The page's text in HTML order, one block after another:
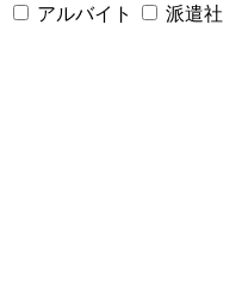
アルバイト
派遣社